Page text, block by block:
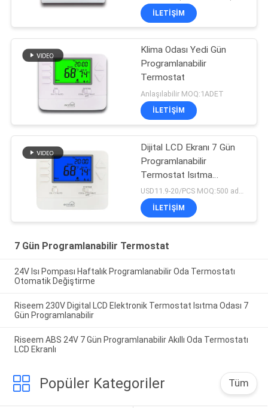
Termostat
İLETIŞIM
Klima Odası Yedi Gün
Programlanabilir
Termostat
Anlaşılabilir MOQ:1ADET
İLETIŞIM
Dijital LCD Ekranı 7 Gün
Programlanabilir
Termostat Isıtma
Soğutma Sistemi
USD11.9-20/PCS MOQ:500 adet.
İLETIŞIM
7 Gün Programlanabilir Termostat
24V Isı Pompası Haftalık Programlanabilir Oda Termostatı
Otomatik Değiştirme
Riseem 230V Digital LCD Elektronik Termostat Isıtma Odası 7
Gün Programlanabilir
Riseem ABS 24V 7 Gün Programlanabilir Akıllı Oda Termostatı
LCD Ekranlı
Popüler Kategoriler Tüm